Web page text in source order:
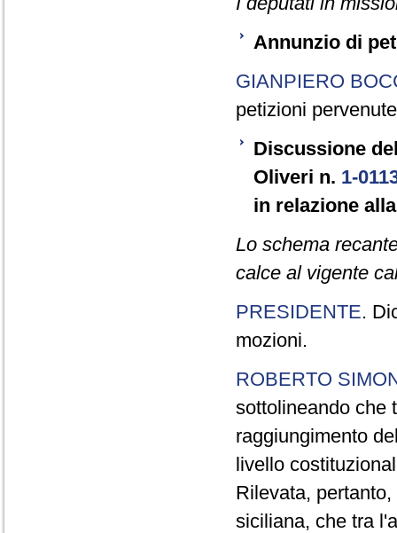
Annunzio di
GIANPIERO
petizioni
Discussione
Oliveri n. 1-
in relazione
Lo schema
calce al vigente
PRESIDENTE.
mozioni.
ROBERTO
sottolineando che
raggiungimento
livello
Rilevata,
siciliana, che tra